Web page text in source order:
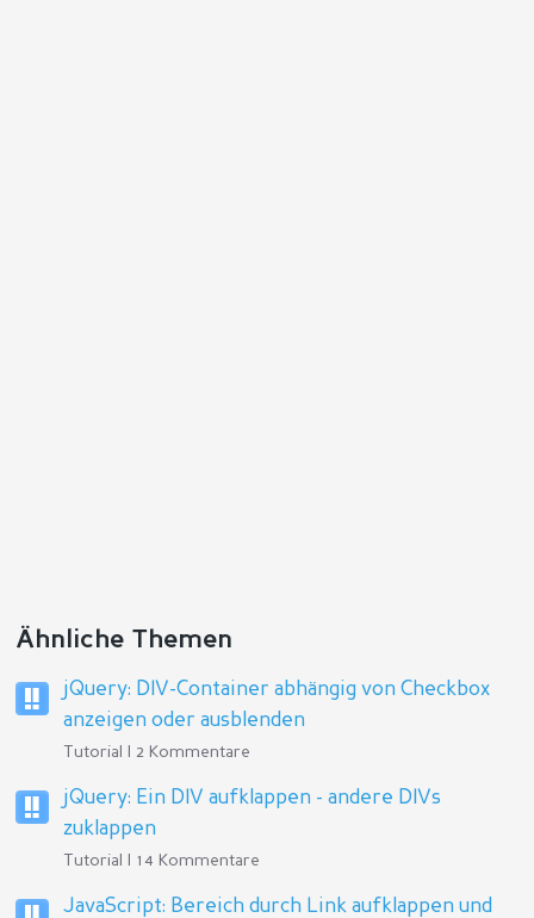
Ähnliche Themen
jQuery: DIV-Container abhängig von Checkbox
anzeigen oder ausblenden
Tutorial | 2 Kommentare
jQuery: Ein DIV aufklappen - andere DIVs
zuklappen
Tutorial | 14 Kommentare
JavaScript: Bereich durch Link aufklappen und